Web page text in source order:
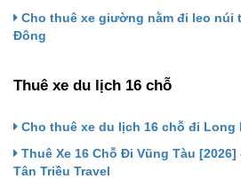
Cho thuê xe giường nằm đi leo núi
Đông
Thuê xe du lịch 16 chỗ
Cho thuê xe du lịch 16 chỗ đi Long
Thuê Xe 16 Chỗ Đi Vũng Tàu
Tân Triều Travel